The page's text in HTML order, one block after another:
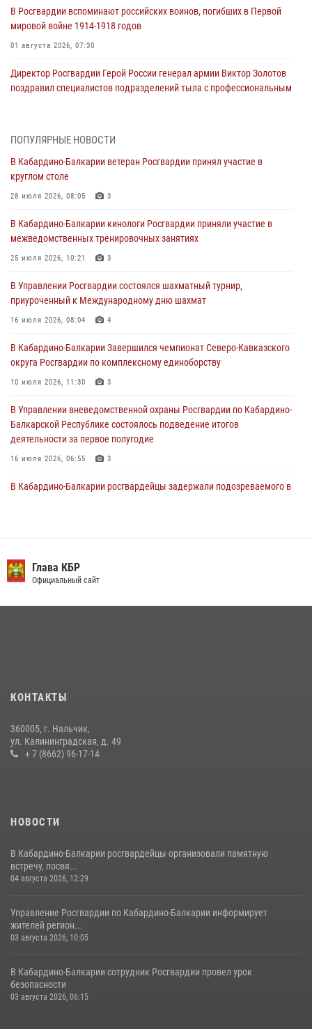
В Росгвардии вспоминают российских воинов, погибших в Первой
мировой войне 1914-1918 годов
01 августа 2026, 07:30
Директор Росгвардии Герой России генерал армии Виктор Золотов
поздравил специалистов подразделений тыла с профессиональным
направлении
31 июля 2026, 09:22
генерала армии Виктора Золотова с заместителем полномочного
представителя Президента Российской Федерации в Северо-
Кавказском федеральном округе Виталием Кузнецовым
Управление Росгвардии по Кабардино-Балкарской Республике
информирует
В Кабардино-Балкарии нештатные инструктора подразделений
Росгвардии отработали профессиональные навыки
ПОПУЛЯРНЫЕ НОВОСТИ
В Кабардино-Балкарии ветеран Росгвардии принял участие в
круглом столе
28 июля 2026, 08:05 3
В Кабардино-Балкарии кинологи Росгвардии приняли участие в
межведомственных тренировочных занятиях
25 июля 2026, 10:21 3
В Управлении Росгвардии состоялся шахматный турнир,
приуроченный к Международному дню шахмат
16 июля 2026, 08:04 4
В Кабардино-Балкарии Завершился чемпионат Северо-Кавказского
округа Росгвардии по комплексному единоборству
10 июля 2026, 11:30 3
В Управлении вневедомственной охраны Росгвардии по Кабардино-
Балкарской Республике состоялось подведение итогов
деятельности за первое полугодие
16 июля 2026, 06:55 3
В Кабардино-Балкарии росгвардейцы задержали подозреваемого в
округе Росгвардии
09 июля 2026, 08:36
НАЧАЛЬНИК УПРАВЛЕНИЯ РОСГВАРДИИ ПО КАБАРДИНО-
БАЛКАРСКОЙ РЕСПУБЛИКЕ ПРОВЕДЕТ ПРИЕМ ГРАЖДАН
Глава КБР
Официальный сайт
КОНТАКТЫ
360005, г. Нальчик,
ул. Калининградская, д. 49
+ 7 (8662) 96-17-14
НОВОСТИ
В Кабардино-Балкарии росгвардейцы организовали памятную
встречу, посвя...
04 августа 2026, 12:29
Управление Росгвардии по Кабардино-Балкарии информирует
жителей регион...
03 августа 2026, 10:05
В Кабардино‑Балкарии сотрудник Росгвардии провел урок
безопасности
03 августа 2026, 06:15